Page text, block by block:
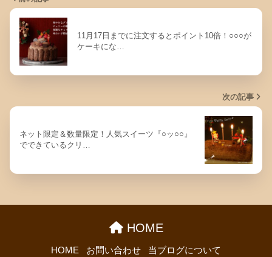
11月17日までに注文するとポイント10倍！○○○が
ケーキにな…
次の記事
ネット限定＆数量限定！人気スイーツ『○ッ○○』
でできているクリ…
HOME
HOME お問い合わせ 当ブログについて